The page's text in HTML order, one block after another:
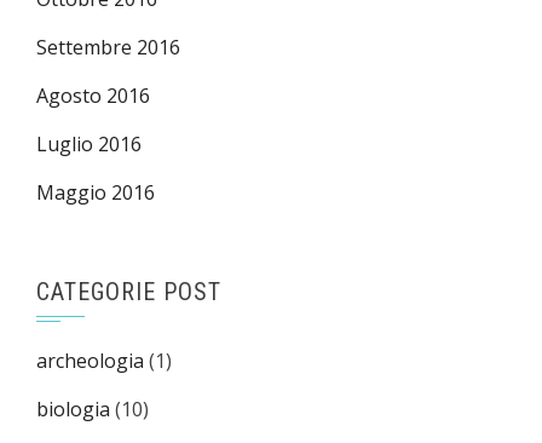
Settembre 2016
Agosto 2016
Luglio 2016
Maggio 2016
CATEGORIE POST
archeologia (1)
biologia (10)